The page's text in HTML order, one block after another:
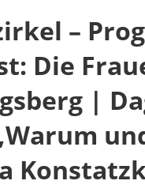
–
Die
|